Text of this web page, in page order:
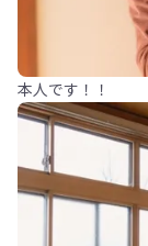
本人です！！